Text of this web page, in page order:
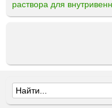
раствора для
Ф